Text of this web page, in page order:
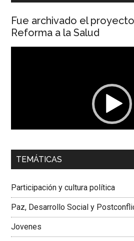
Fue archivado el
Reforma a la Salud
00:00
Dra. Carolina Corcho Mejía,
Colombiana
TEMÁTICAS
Participación y cultura política
Paz, Desarrollo Social y
Jovenes